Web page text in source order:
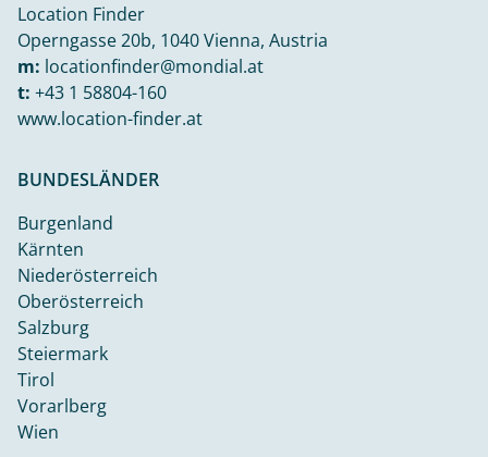
Location Finder
Operngasse 20b, 1040 Vienna, Austria
m: locationfinder@mondial.at
t: +43 1 58804-160
www.location-finder.at
BUNDESLÄNDER
Burgenland
Kärnten
Niederösterreich
Oberösterreich
Salzburg
Steiermark
Tirol
Vorarlberg
Wien